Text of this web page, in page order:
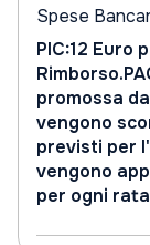
Spese
PIC:12 Euro
promossa
vengono
previsti per
vengono
per ogni